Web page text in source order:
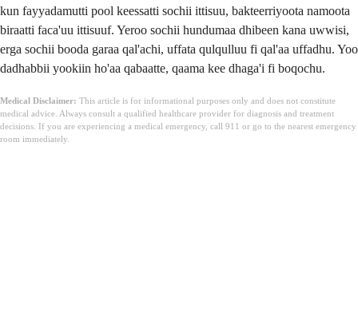
kun fayyadamutti pool keessatti sochii ittisuu, bakteerriyoota namoota
biraatti faca'uu ittisuuf. Yeroo sochii hundumaa dhibeen kana uwwisi,
erga sochii booda garaa qal'achi, uffata qulqulluu fi qal'aa uffadhu. Yoo
dadhabbii yookiin ho'aa qabaatte, qaama kee dhaga'i fi boqochu.
Medical Disclaimer: This article is for informational purposes only and does not constitute
medical advice. Always consult a qualified healthcare provider for diagnosis and treatment
decisions. If you are experiencing a medical emergency, call 911 or go to the nearest emergency
room immediately.